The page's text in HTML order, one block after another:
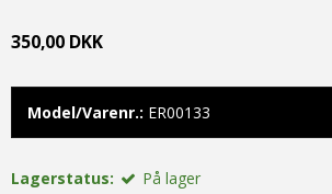
350,00 DKK
Model/Varenr.: ER00133
Lagerstatus: På lager